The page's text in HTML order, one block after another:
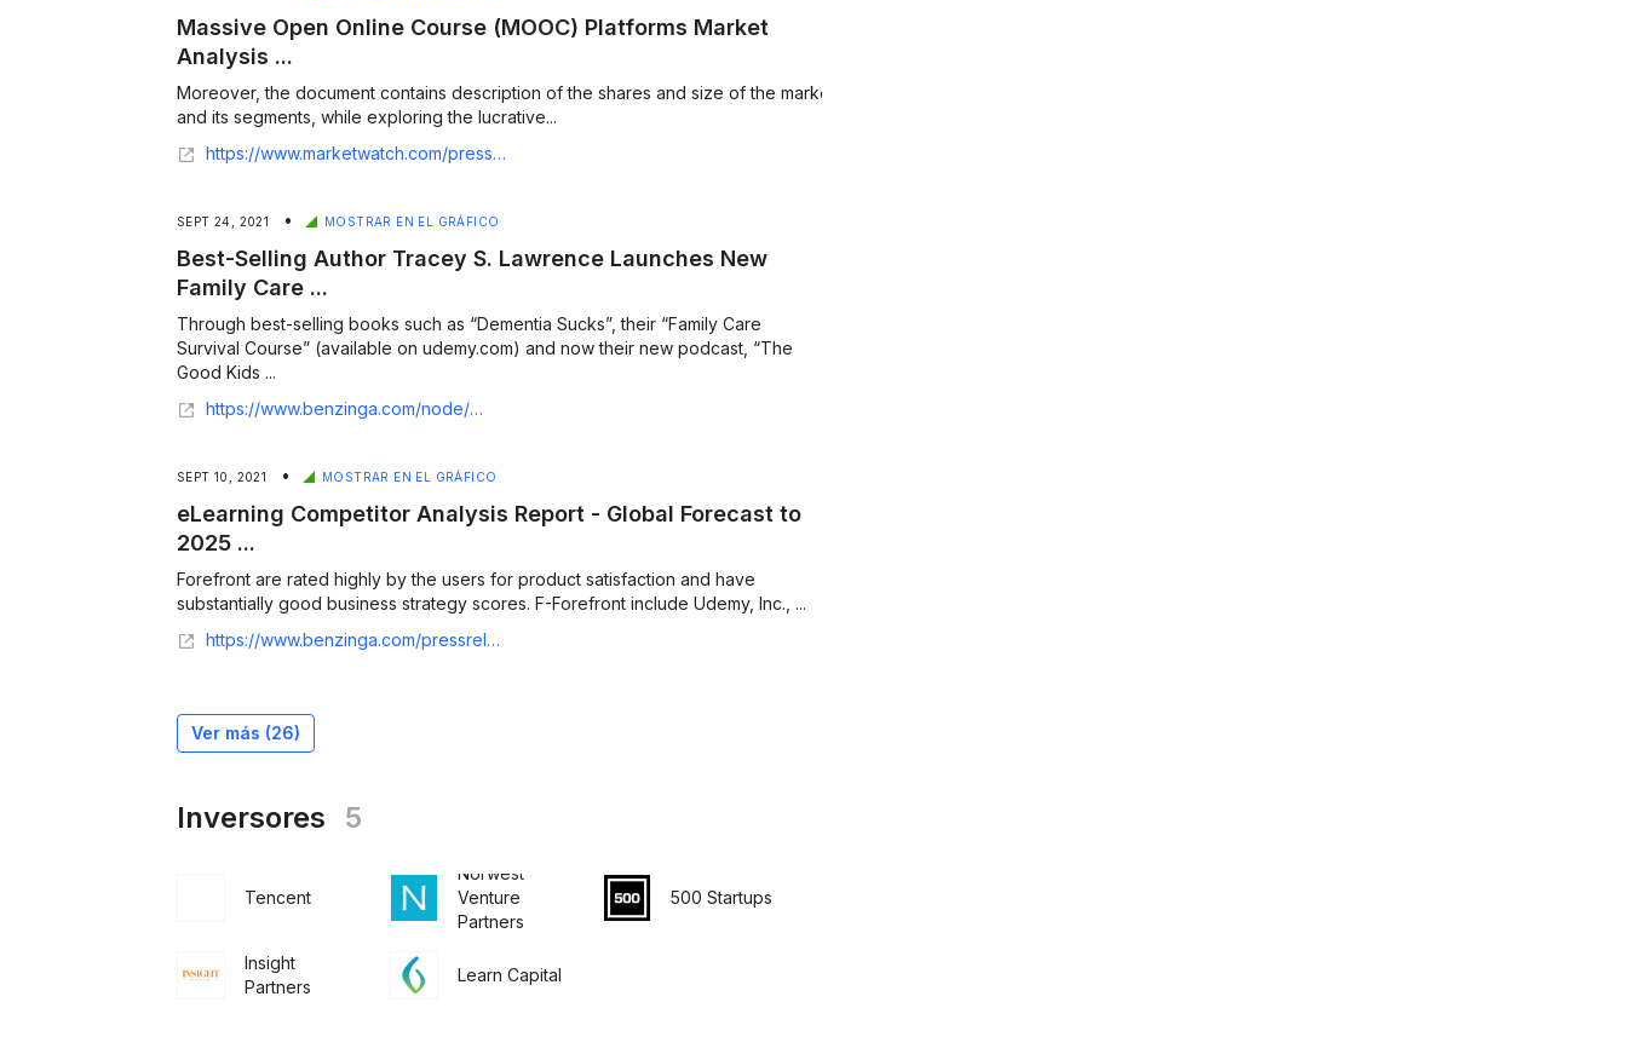
Massive Open Online Course (MOOC) Platforms Market
Analysis ...
Moreover, the document contains description of the shares and size of the market
and its segments, while exploring the lucrative...
https://www.marketwatch.com/press-release/massive-open-online-course-mooc-platforms-market-analysis-with-key-players-applications-trends-and-forecasts-to-2026-2021-09-23
SEPT 24, 2021 • MOSTRAR EN EL GRÁFICO
Best-Selling Author Tracey S. Lawrence Launches New
Family Care ...
Through best-selling books such as “Dementia Sucks”, their “Family Care
Survival Course” (available on udemy.com) and now their new podcast, “The
Good Kids ...
https://www.benzinga.com/node/23081674
SEPT 10, 2021 • MOSTRAR EN EL GRÁFICO
eLearning Competitor Analysis Report - Global Forecast to
2025 ...
Forefront are rated highly by the users for product satisfaction and have
substantially good business strategy scores. F-Forefront include Udemy, Inc., ...
https://www.benzinga.com/pressreleases/21/09/g22863051/elearning-competitor-analysis-report-global-forecast-to-2025
Ver más (26)
Inversores 5
Tencent
Norwest
Venture
Partners
500 Startups
Insight
Partners
Learn Capital